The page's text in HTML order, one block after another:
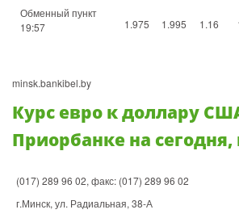
Обменный пункт
19:57
1.975 1.995 1.16
minsk.bankibel.by
Курс евро к доллару
Приорбанке на
(017) 289 96 02, факс: (017) 289 96 02
г.Минск, ул. Радиальная, 38-А